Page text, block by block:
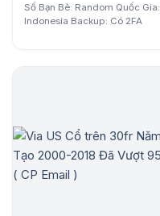
Số Bạn Bè: Random Quốc Gia:
Indonesia Backup: Có 2FA